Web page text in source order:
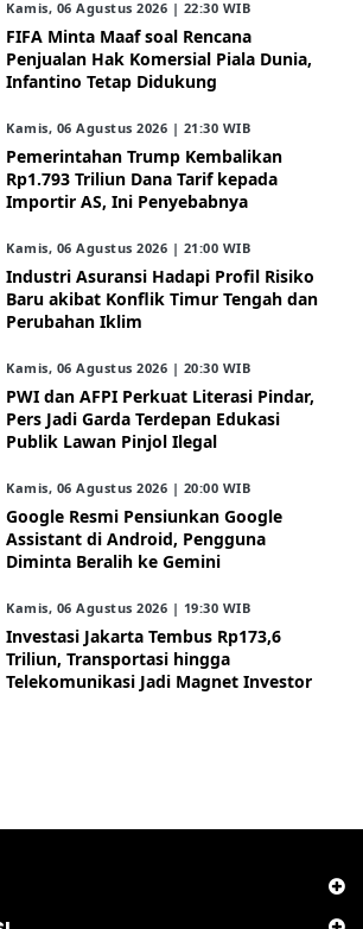
Kamis, 06 Agustus 2026 | 22:30 WIB
FIFA Minta Maaf soal Rencana
Penjualan Hak Komersial Piala Dunia,
Infantino Tetap Didukung
Kamis, 06 Agustus 2026 | 21:30 WIB
Pemerintahan Trump Kembalikan
Rp1.793 Triliun Dana Tarif kepada
Importir AS, Ini Penyebabnya
Kamis, 06 Agustus 2026 | 21:00 WIB
Industri Asuransi Hadapi Profil Risiko
Baru akibat Konflik Timur Tengah dan
Perubahan Iklim
Kamis, 06 Agustus 2026 | 20:30 WIB
PWI dan AFPI Perkuat Literasi Pindar,
Pers Jadi Garda Terdepan Edukasi
Publik Lawan Pinjol Ilegal
Kamis, 06 Agustus 2026 | 20:00 WIB
Google Resmi Pensiunkan Google
Assistant di Android, Pengguna
Diminta Beralih ke Gemini
Kamis, 06 Agustus 2026 | 19:30 WIB
Investasi Jakarta Tembus Rp173,6
Triliun, Transportasi hingga
Telekomunikasi Jadi Magnet Investor